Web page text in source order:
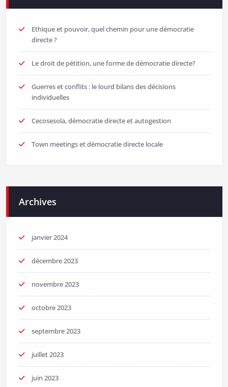
Ethique et pouvoir, quel chemin pour une démocratie
directe ?
Le droit de pétition, une forme de démocratie directe?
Guerres et conflits : le lourd bilans des décisions
individuelles
Cecosesola, démocratie directe et autogestion
Town meetings et démocratie directe locale
Archives
janvier 2024
décembre 2023
novembre 2023
octobre 2023
septembre 2023
juillet 2023
juin 2023